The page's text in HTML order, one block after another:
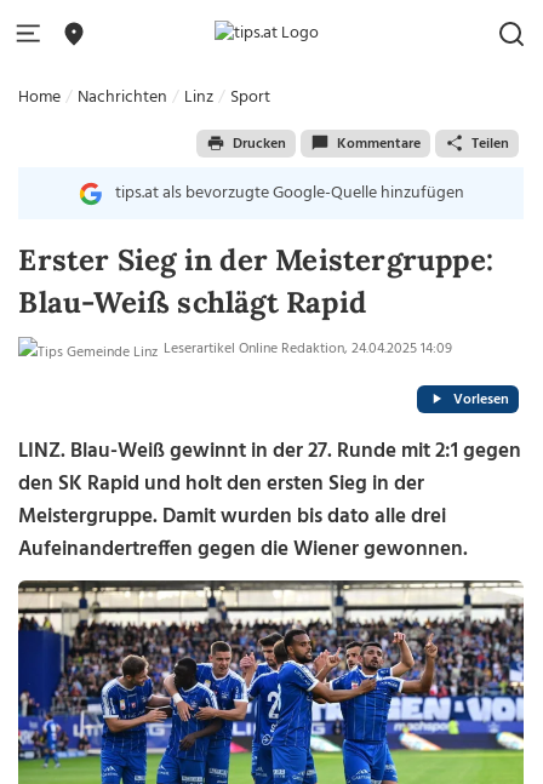
Home Nachrichten Linz Sport
Drucken Kommentare Teilen
tips.at als bevorzugte Google-Quelle hinzufügen
Erster Sieg in der Meistergruppe:
Blau-Weiß schlägt Rapid
Leserartikel Online Redaktion, 24.04.2025 14:09
Vorlesen
LINZ. Blau-Weiß gewinnt in der 27. Runde mit 2:1 gegen
den SK Rapid und holt den ersten Sieg in der
Meistergruppe. Damit wurden bis dato alle drei
Aufeinandertreffen gegen die Wiener gewonnen.